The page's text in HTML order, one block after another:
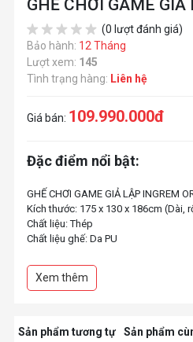
GHẾ CHƠI GAME
(0 lượt đánh giá)
Bảo hành: 12 Tháng
Lượt xem: 145
Tình trạng hàng: Liên hệ
Giá bán: 109.990.000đ
Đặc điểm nổi bật:
GHẾ CHƠI GAME GIẢ LẬP INGREM
Kích thước: 175 x 130 x 186cm (Dài,
Chất liệu: Thép
Chất liệu ghế: Da PU
Hỗ trợ lắp màn hình với kích thước tối
Tính năng ngả không trọng lực
Xem thêm
Sản phẩm tương tự Sản phẩm